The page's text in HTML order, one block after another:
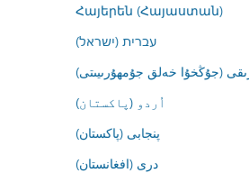
Հայերեն (Հայաստան)
עברית (ישראל)
(جۇڭخۇا خەلق جۇمھۇرىيىتى)
اُردو (پاکستان)
پنجابی (پاکستان)
درى (افغانستان)